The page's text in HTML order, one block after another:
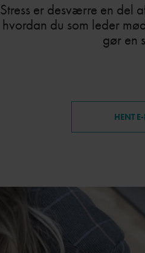
Stress er desværre en del
hvordan du som leder
gør en
HENT